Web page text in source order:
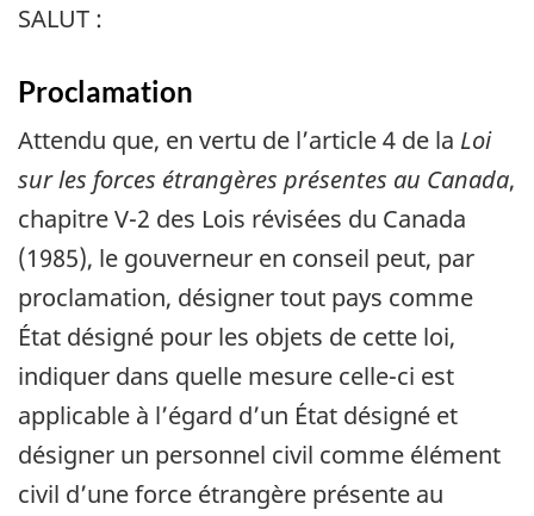
SALUT :
Proclamation
Attendu que, en vertu de l’article 4 de la Loi
sur les forces étrangères présentes au Canada,
chapitre V-2 des Lois révisées du Canada
(1985), le gouverneur en conseil peut, par
proclamation, désigner tout pays comme
État désigné pour les objets de cette loi,
indiquer dans quelle mesure celle-ci est
applicable à l’égard d’un État désigné et
désigner un personnel civil comme élément
civil d’une force étrangère présente au